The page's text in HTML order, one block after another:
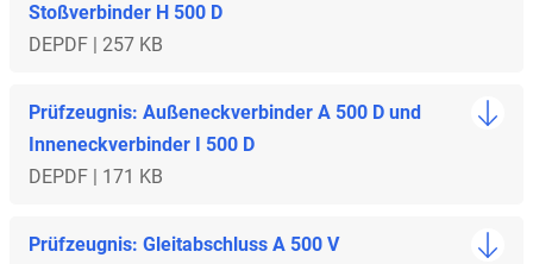
Stoßverbinder H 500 D
DEPDF | 257 KB
Prüfzeugnis: Außeneckverbinder A 500 D und
Inneneckverbinder I 500 D
DEPDF | 171 KB
Prüfzeugnis: Gleitabschluss A 500 V